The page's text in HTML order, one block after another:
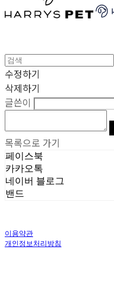
수정하기
삭제하기
글쓴이
목록으로 가기
페이스북
카카오톡
네이버 블로그
밴드
이용약관
개인정보처리방침